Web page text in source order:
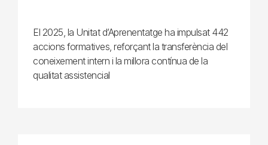
El 2025, la Unitat d’Aprenentatge ha impulsat 442
accions formatives, reforçant la transferència del
coneixement intern i la millora contínua de la
qualitat assistencial